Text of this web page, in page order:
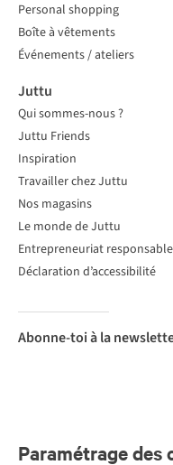
Paramétrage
Personal shopping
Boîte à vêtements
Événements / ateliers
Juttu
Qui sommes-nous ?
Juttu Friends
Inspiration
Travailler chez Juttu
Nos magasins
Le monde de Juttu
Entrepreneuriat responsable
Déclaration d’accessibilité
Abonne-toi à la